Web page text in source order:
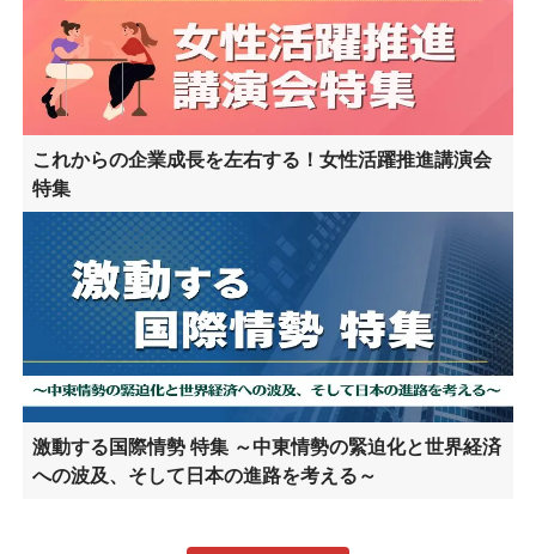
これからの企業成長を左右する！女性活躍推進講演会
特集
激動する国際情勢 特集 ～中東情勢の緊迫化と世界経済
への波及、そして日本の進路を考える～